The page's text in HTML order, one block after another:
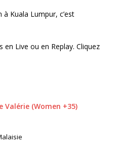
Kuala Lumpur, c’est
en Live ou en Replay. Cliquez
Valérie (Women +35)